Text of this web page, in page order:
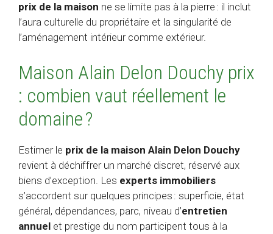
prix de la maison ne se limite pas à la pierre : il inclut
l’aura culturelle du propriétaire et la singularité de
l’aménagement intérieur comme extérieur.
Maison Alain Delon Douchy prix
: combien vaut réellement le
domaine ?
Estimer le prix de la maison Alain Delon Douchy
revient à déchiffrer un marché discret, réservé aux
biens d’exception. Les experts immobiliers
s’accordent sur quelques principes : superficie, état
général, dépendances, parc, niveau d’entretien
annuel et prestige du nom participent tous à la